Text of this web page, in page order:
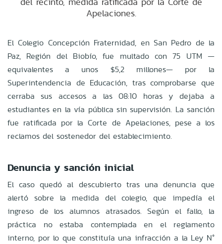
Apelaciones.
El Colegio Concepción Fraternidad, en San Pedro de la
Paz, Región del Biobío, fue multado con 75 UTM —
equivalentes a unos $5,2 millones— por la
Superintendencia de Educación, tras comprobarse que
cerraba sus accesos a las 08:10 horas y dejaba a
estudiantes en la vía pública sin supervisión. La sanción
fue ratificada por la Corte de Apelaciones, pese a los
reclamos del sostenedor del establecimiento.
Denuncia y sanción inicial
El caso quedó al descubierto tras una denuncia que
alertó sobre la medida del colegio, que impedía el
ingreso de los alumnos atrasados. Según el fallo, la
práctica no estaba contemplada en el reglamento
interno, por lo que constituía una infracción a la Ley N°